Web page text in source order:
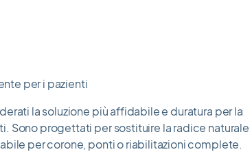
per i pazienti
la soluzione più affidabile e duratura per la
Sono progettati per sostituire la radice naturale
per corone, ponti o riabilitazioni complete.